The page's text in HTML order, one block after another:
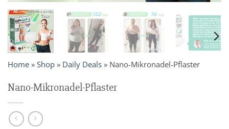
Home » Shop » Daily Deals » Nano-Mikronadel-Pflaster
Nano-Mikronadel-Pflaster